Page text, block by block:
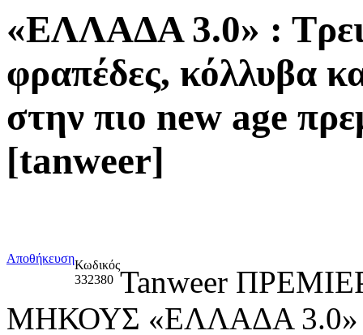
«ΕΛΛΑΔΑ 3.0» :
φραπέδες, κόλλυβα
στην πιο new age
[tanweer]
ΑποθήκευσηΚωδικός
332380 Tanweer
ΜΗΚΟΥΣ «ΕΛΛΑΔΑ 3.0»